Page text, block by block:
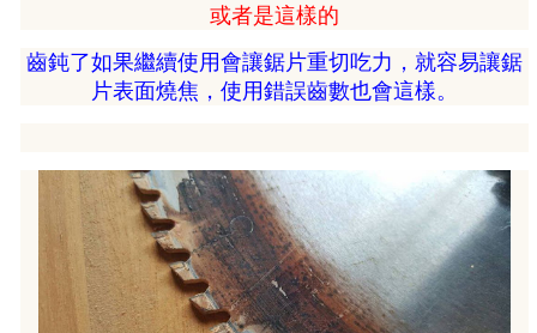
或者是這樣的
齒鈍了如果繼續使用會讓鋸片重切吃力，就容易讓鋸
片表面燒焦，使用錯誤齒數也會這樣。